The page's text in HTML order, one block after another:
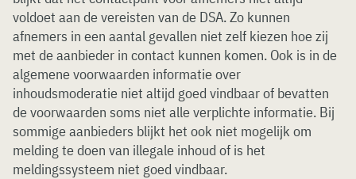
voldoet aan de vereisten van de DSA. Zo kunnen
afnemers in een aantal gevallen niet zelf kiezen hoe zij
met de aanbieder in contact kunnen komen. Ook is in de
algemene voorwaarden informatie over
inhoudsmoderatie niet altijd goed vindbaar of bevatten
de voorwaarden soms niet alle verplichte informatie. Bij
sommige aanbieders blijkt het ook niet mogelijk om
melding te doen van illegale inhoud of is het
meldingssysteem niet goed vindbaar.